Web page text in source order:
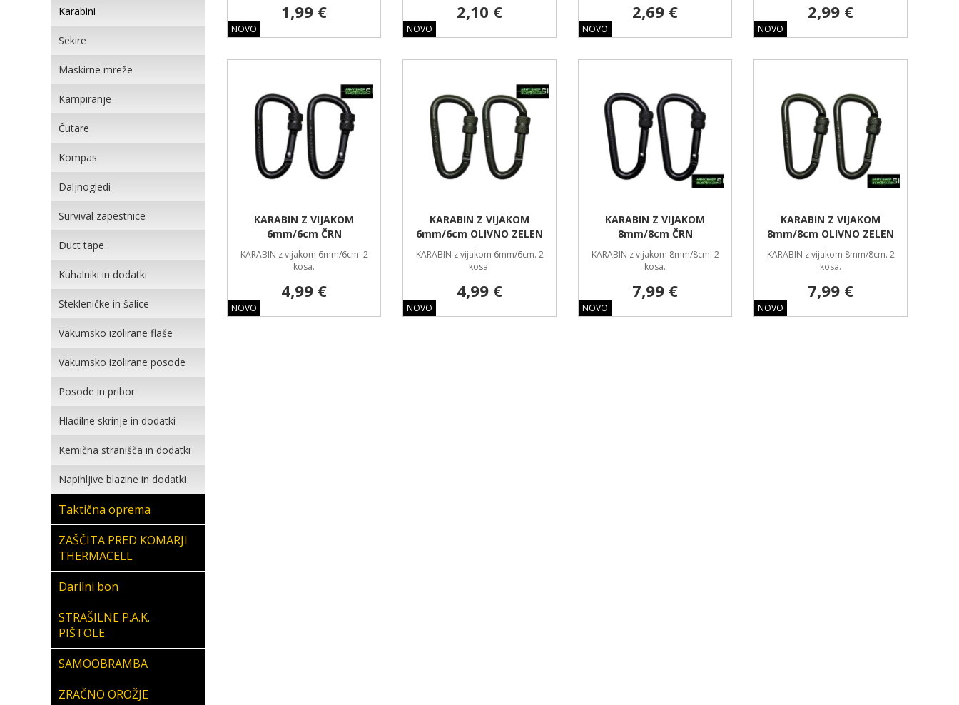
Karabini
Sekire
Maskirne mreže
Kampiranje
Čutare
Kompas
Daljnogledi
Survival zapestnice
Duct tape
Kuhalniki in dodatki
Stekleničke in šalice
Vakumsko izolirane flaše
Vakumsko izolirane posode
Posode in pribor
Hladilne skrinje in dodatki
Kemična stranišča in dodatki
Napihljive blazine in dodatki
Taktična oprema
ZAŠČITA PRED KOMARJI
THERMACELL
Darilni bon
STRAŠILNE P.A.K.
PIŠTOLE
SAMOOBRAMBA
ZRAČNO OROŽJE
NOVO
1,99 €
NOVO
2,10 €
NOVO
2,69 €
NOVO
2,99 €
NOVO
KARABIN Z VIJAKOM
6mm/6cm ČRN
KARABIN z vijakom 6mm/6cm. 2
kosa.
4,99 €
NOVO
KARABIN Z VIJAKOM
6mm/6cm OLIVNO ZELEN
KARABIN z vijakom 6mm/6cm. 2
kosa.
4,99 €
NOVO
KARABIN Z VIJAKOM
8mm/8cm ČRN
KARABIN z vijakom 8mm/8cm. 2
kosa.
7,99 €
NOVO
KARABIN Z VIJAKOM
8mm/8cm OLIVNO ZELEN
KARABIN z vijakom 8mm/8cm. 2
kosa.
7,99 €